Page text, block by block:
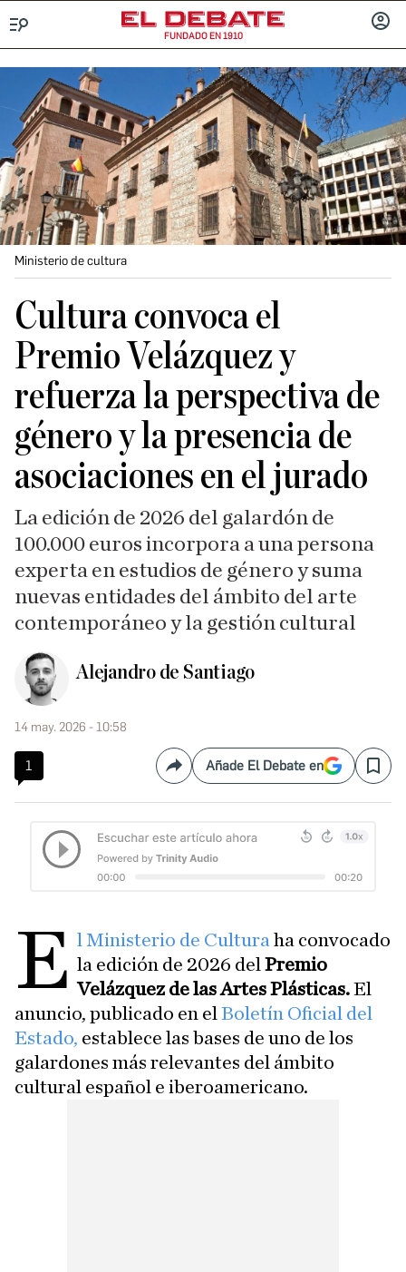
FUNDADO EN 1910
Ministerio de cultura
Cultura convoca el
Premio Velázquez y
refuerza la perspectiva de
género y la presencia de
asociaciones en el jurado
La edición de 2026 del galardón de
100.000 euros incorpora a una persona
experta en estudios de género y suma
nuevas entidades del ámbito del arte
contemporáneo y la gestión cultural
Alejandro de Santiago
14 may. 2026 - 10:58
1 CompartirAñade El Debate en Save
E l Ministerio de Cultura ha convocado
la edición de 2026 delPremio
Velázquez de las Artes Plásticas.El
anuncio, publicado en el Boletín Oficial del
Estado, establece las bases de uno de los
galardones más relevantes del ámbito
cultural español e iberoamericano.